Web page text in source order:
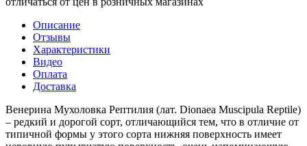
Описание
Отзывы
Характеристики
Видео
Оплата
Доставка
Венерина Мухоловка Рептилия (лат. Dionaea Muscipula Reptile)
– редкий и дорогой сорт, отличающийся тем, что в отличие от
типичной формы у этого сорта нижняя поверхность имеет